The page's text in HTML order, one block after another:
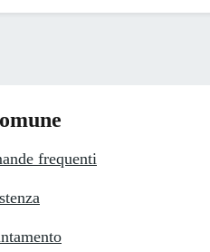
frequenti